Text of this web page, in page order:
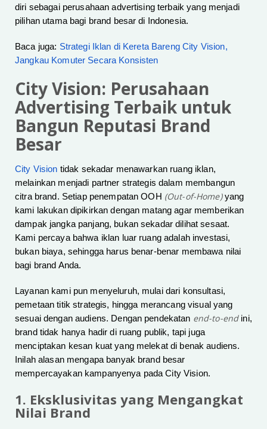
diri sebagai perusahaan advertising terbaik yang menjadi
pilihan utama bagi brand besar di Indonesia.
Baca juga: Strategi Iklan di Kereta Bareng City Vision,
Jangkau Komuter Secara Konsisten
City Vision: Perusahaan
Advertising Terbaik untuk
Bangun Reputasi Brand
Besar
City Vision tidak sekadar menawarkan ruang iklan,
melainkan menjadi partner strategis dalam membangun
citra brand. Setiap penempatan OOH (Out-of-Home)yang
kami lakukan dipikirkan dengan matang agar memberikan
dampak jangka panjang, bukan sekadar dilihat sesaat.
Kami percaya bahwa iklan luar ruang adalah investasi,
bukan biaya, sehingga harus benar-benar membawa nilai
bagi brand Anda.
Layanan kami pun menyeluruh, mulai dari konsultasi,
pemetaan titik strategis, hingga merancang visual yang
sesuai dengan audiens. Dengan pendekatan end-to-endini,
brand tidak hanya hadir di ruang publik, tapi juga
menciptakan kesan kuat yang melekat di benak audiens.
Inilah alasan mengapa banyak brand besar
mempercayakan kampanyenya pada City Vision.
1. Eksklusivitas yang Mengangkat
Nilai Brand